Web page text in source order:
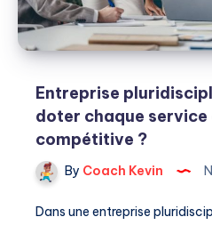
Entreprise
doter chaque service
compétitive ?
By Coach Kevin
Dans une entreprise